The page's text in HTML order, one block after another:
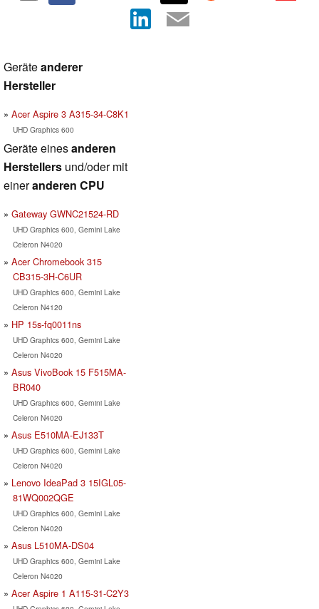
Geräteanderer
Hersteller
Acer Aspire 3 A315-34-C8K1
UHD Graphics 600
Geräte einesanderen
Herstellers und/oder mit
eineranderen CPU
Gateway GWNC21524-RD
UHD Graphics 600, Gemini Lake
Celeron N4020
Acer Chromebook 315
CB315-3H-C6UR
UHD Graphics 600, Gemini Lake
Celeron N4120
HP 15s-fq0011ns
UHD Graphics 600, Gemini Lake
Celeron N4020
Asus VivoBook 15 F515MA-
BR040
UHD Graphics 600, Gemini Lake
Celeron N4020
Asus E510MA-EJ133T
UHD Graphics 600, Gemini Lake
Celeron N4020
Lenovo IdeaPad 3 15IGL05-
81WQ002QGE
UHD Graphics 600, Gemini Lake
Celeron N4020
Asus L510MA-DS04
UHD Graphics 600, Gemini Lake
Celeron N4020
Acer Aspire 1 A115-31-C2Y3